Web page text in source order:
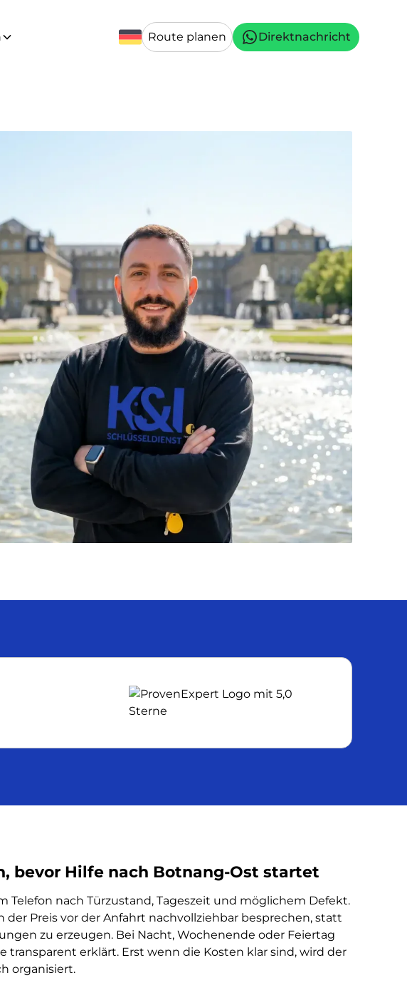
Route planen Direktnachricht
bevor Hilfe nach Botnang-Ost startet
Telefon nach Türzustand, Tageszeit und möglichem Defekt.
der Preis vor der Anfahrt nachvollziehbar besprechen, statt
zu erzeugen. Bei Nacht, Wochenende oder Feiertag
transparent erklärt. Erst wenn die Kosten klar sind, wird der
organisiert.